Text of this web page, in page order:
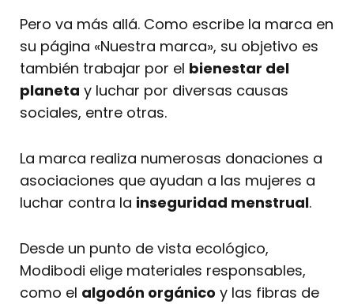
Pero va más allá. Como escribe la marca en
su página «Nuestra marca», su objetivo es
también trabajar por el bienestar del
planeta y luchar por diversas causas
sociales, entre otras.
La marca realiza numerosas donaciones a
asociaciones que ayudan a las mujeres a
luchar contra la inseguridad menstrual.
Desde un punto de vista ecológico,
Modibodi elige materiales responsables,
como el algodón orgánico y las fibras de